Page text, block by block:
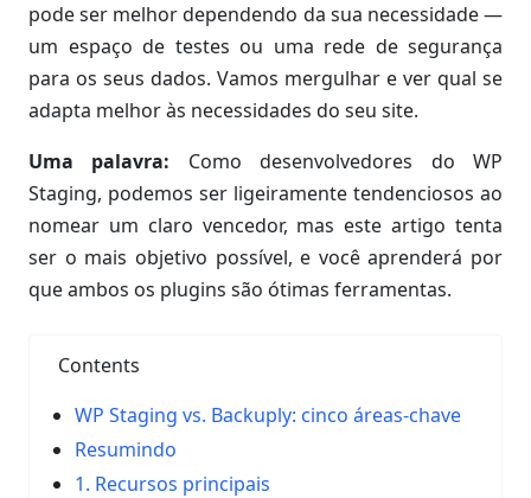
pode ser melhor dependendo da sua necessidade —
um espaço de testes ou uma rede de segurança
para os seus dados. Vamos mergulhar e ver qual se
adapta melhor às necessidades do seu site.
Uma palavra: Como desenvolvedores do WP
Staging, podemos ser ligeiramente tendenciosos ao
nomear um claro vencedor, mas este artigo tenta
ser o mais objetivo possível, e você aprenderá por
que ambos os plugins são ótimas ferramentas.
Contents
WP Staging vs. Backuply: cinco áreas-chave
Resumindo
1. Recursos principais